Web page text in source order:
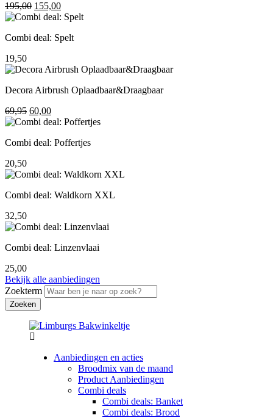
195,00 Oorspronkelijke
prijs
195,00.
155,00Huidige
prijs
155,00.
Combi deal: Spelt
19,50
Decora Airbrush Oplaadbaar&Draagbaar
69,95 Oorspronkelijke
prijs
69,95.
60,00Huidige
prijs
60,00.
Combi deal: Poffertjes
20,50
Combi deal: Waldkorn XXL
32,50
Combi deal: Linzenvlaai
25,00
Bekijk alle aanbiedingen
Zoekterm
Aanbiedingen en acties
Broodmix van de maand
Product Aanbiedingen
Combi deals
Combi deals: Banket
Combi deals: Brood